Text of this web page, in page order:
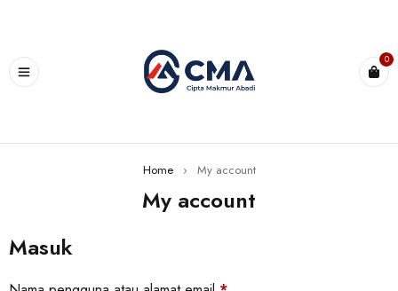
0
Home › My account
My account
Masuk